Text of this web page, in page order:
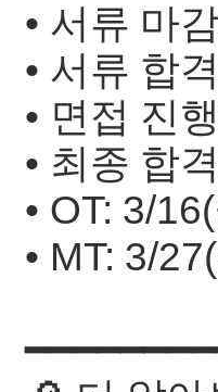
• 서류 마
• 서류 합
• 면접 진
• 최종 합
• OT: 3/
• MT: 3/